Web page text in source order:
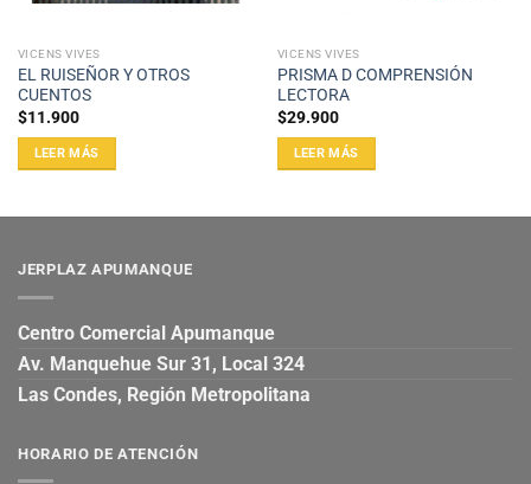
VICENS VIVES
EL RUISEÑOR Y OTROS
CUENTOS
$11.900
LEER MÁS
VICENS VIVES
PRISMA D COMPRENSIÓN
LECTORA
$29.900
LEER MÁS
JERPLAZ APUMANQUE
Centro Comercial Apumanque
Av. Manquehue Sur 31, Local 324
Las Condes, Región Metropolitana
HORARIO DE ATENCIÓN